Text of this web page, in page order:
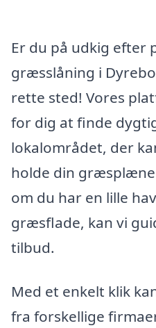
Er du på udkig efter
græsslåning i
rette sted! Vores
for dig at finde
lokalområdet, der
holde din
om du har en lille
græsflade, kan vi
tilbud.
Med et enkelt klik
fra forskellige